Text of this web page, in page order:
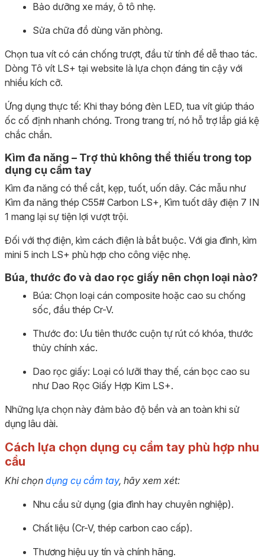
Bảo dưỡng xe máy, ô tô nhẹ.
Sửa chữa đồ dùng văn phòng.
Chọn tua vít có cán chống trượt, đầu từ tính để dễ thao tác.
Dòng Tô vít LS+ tại website là lựa chọn đáng tin cậy với
nhiều kích cỡ.
Ứng dụng thực tế: Khi thay bóng đèn LED, tua vít giúp tháo
ốc cố định nhanh chóng. Trong trang trí, nó hỗ trợ lắp giá kệ
chắc chắn.
Kìm đa năng – Trợ thủ không thể thiếu trong top
dụng cụ cầm tay
Kìm đa năng có thể cắt, kẹp, tuốt, uốn dây. Các mẫu như
Kìm đa năng thép C55# Carbon LS+, Kìm tuốt dây điện 7 IN
1 mang lại sự tiện lợi vượt trội.
Đối với thợ điện, kìm cách điện là bắt buộc. Với gia đình, kìm
mini 5 inch LS+ phù hợp cho công việc nhẹ.
Búa, thước đo và dao rọc giấy nên chọn loại nào?
Búa: Chọn loại cán composite hoặc cao su chống
sốc, đầu thép Cr-V.
Thước đo: Ưu tiên thước cuộn tự rút có khóa, thước
thủy chính xác.
Dao rọc giấy: Loại có lưỡi thay thế, cán bọc cao su
như Dao Rọc Giấy Hợp Kim LS+.
Những lựa chọn này đảm bảo độ bền và an toàn khi sử
dụng lâu dài.
Cách lựa chọn dụng cụ cầm tay phù hợp nhu
cầu
Khi chọn dụng cụ cầm tay, hãy xem xét:
Nhu cầu sử dụng (gia đình hay chuyên nghiệp).
Chất liệu (Cr-V, thép carbon cao cấp).
Thương hiệu uy tín và chính hãng.